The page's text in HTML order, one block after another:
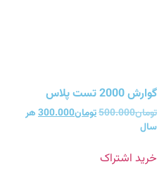
گوارش 2000 تست پلاس
تومان500.000تومان300.000هر
سال
خرید اشتراک